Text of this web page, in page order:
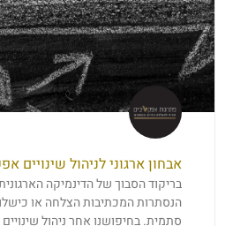
אבחון ארגוני לניהול שינויים
בריקוד הסבוך של הדינמיקה
הנסתרות המכתיבות הצלחה או
סתמית. בחיפושנו אחר ניהול שינויים